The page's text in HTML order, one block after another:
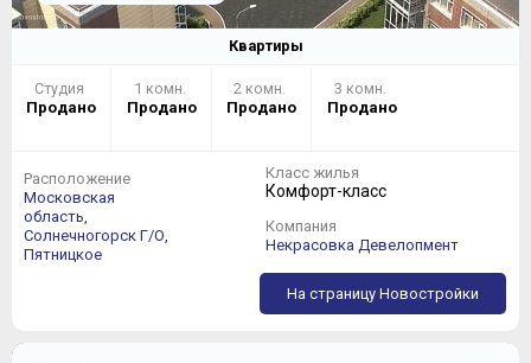
Квартиры
Студия
Продано
1 комн.
Продано
2 комн.
Продано
3 комн.
Продано
Расположение
Московская
область,
Солнечногорск Г/О,
Пятницкое
Класс жилья
Комфорт-класс
Компания
Некрасовка Девелопмент
На страницу Новостройки